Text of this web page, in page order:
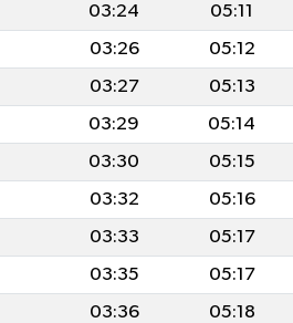
03:24 05:11
03:26 05:12
03:27 05:13
03:29 05:14
03:30 05:15
03:32 05:16
03:33 05:17
03:35 05:17
03:36 05:18